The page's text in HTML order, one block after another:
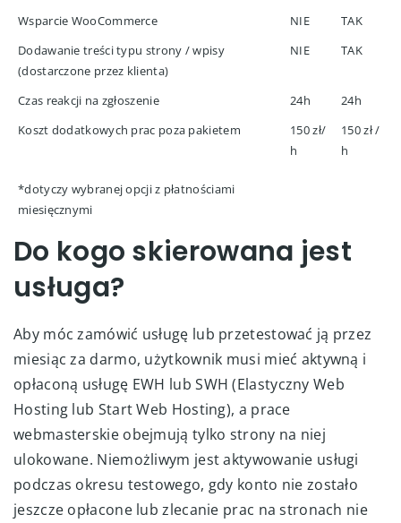
Wsparcie WooCommerce
NIE
TAK
Dodawanie treści typu strony / wpisy
(dostarczone przez klienta)
NIE TAK
Czas reakcji na zgłoszenie 24h
24h
Koszt dodatkowych prac poza pakietem
150 zł/
h
150 zł /
h
*dotyczy wybranej opcji z płatnościami
miesięcznymi
Do kogo skierowana jest
usługa?
Aby móc zamówić usługę lub przetestować ją przez
miesiąc za darmo, użytkownik musi mieć aktywną i
opłaconą usługę EWH lub SWH (Elastyczny Web
Hosting lub Start Web Hosting), a prace
webmasterskie obejmują tylko strony na niej
ulokowane. Niemożliwym jest aktywowanie usługi
podczas okresu testowego, gdy konto nie zostało
jeszcze opłacone lub zlecanie prac na stronach nie